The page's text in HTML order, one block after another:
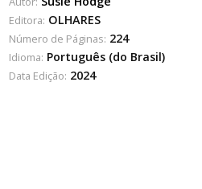
Editora: OLHARES
Número de Páginas: 224
Idioma: Português (do Brasil)
Data Edição: 2024